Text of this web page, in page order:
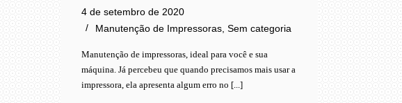
4 de setembro de 2020
Manutenção de Impressoras Sem categoria
Manutenção de impressoras, ideal para você e sua
máquina. Já percebeu que quando precisamos mais usar a
impressora, ela apresenta algum erro no [...]